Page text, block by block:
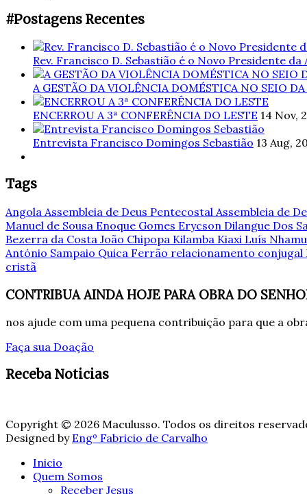
#Postagens Recentes
Rev. Francisco D. Sebastião é o Novo Presidente da
A GESTÃO DA VIOLÊNCIA DOMÉSTICA NO SEIO
ENCERROU A 3ª CONFERÊNCIA DO LESTE 14 Nov,
Entrevista Francisco Domingos Sebastião 13 Aug,
Tags
Angola Assembleia de Deus Pentecostal Assembleia de
Manuel de Sousa Enoque Gomes Erycson Dilangue Dos
Bezerra da Costa João Chipopa Kilamba Kiaxi Luís
António Sampaio Quica Ferrão relacionamento conjugal
cristã
CONTRIBUA AINDA HOJE PARA OBRA DO
nos ajude com uma pequena contribuição para que a
Faça sua Doação
Receba Noticias
Copyright © 2026 Maculusso. Todos os direitos
Designed by Engº Fabricio de Carvalho
Inicio
Quem Somos
Receber Jesus